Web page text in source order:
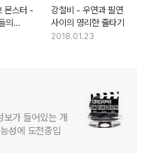
몬스터 -
의
강철비 - 우연과 필연
사이의 영리한 줄타기
2018.01.23
가 들어있는 개
성에 도전중입